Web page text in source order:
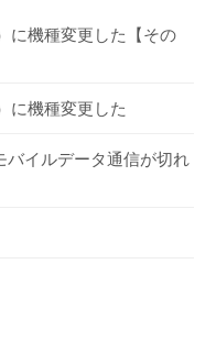
に機種変更した【その
に機種変更した
バイルデータ通信が切れ